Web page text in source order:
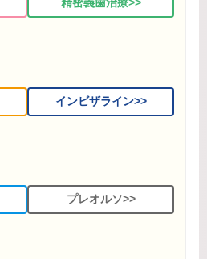
精密義歯治療>>
インビザライン>>
プレオルソ>>